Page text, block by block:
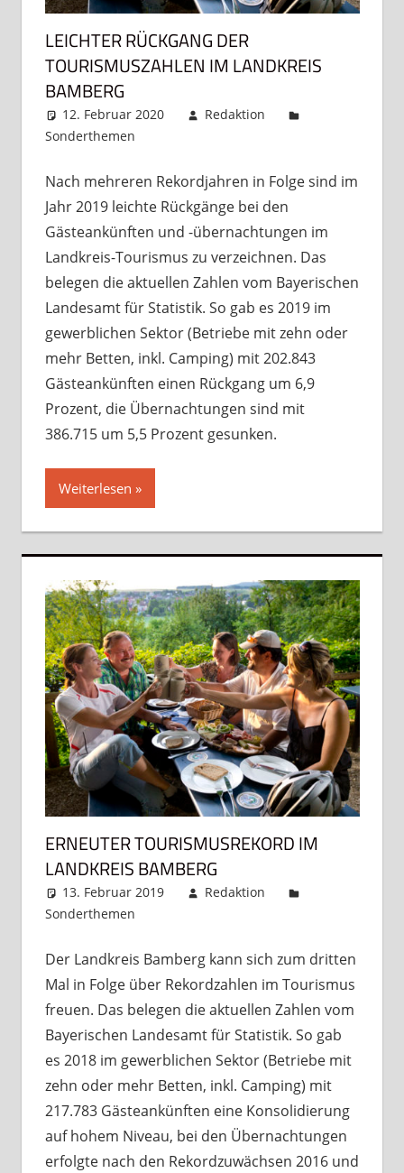
LEICHTER RÜCKGANG DER
TOURISMUSZAHLEN IM LANDKREIS
BAMBERG
12. Februar 2020
Redaktion
Sonderthemen
Nach mehreren Rekordjahren in Folge sind im
Jahr 2019 leichte Rückgänge bei den
Gästeankünften und -übernachtungen im
Landkreis-Tourismus zu verzeichnen. Das
belegen die aktuellen Zahlen vom Bayerischen
Landesamt für Statistik. So gab es 2019 im
gewerblichen Sektor (Betriebe mit zehn oder
mehr Betten, inkl. Camping) mit 202.843
Gästeankünften einen Rückgang um 6,9
Prozent, die Übernachtungen sind mit
386.715 um 5,5 Prozent gesunken.
Weiterlesen
ERNEUTER TOURISMUSREKORD IM
LANDKREIS BAMBERG
13. Februar 2019
Redaktion
Sonderthemen
Der Landkreis Bamberg kann sich zum dritten
Mal in Folge über Rekordzahlen im Tourismus
freuen. Das belegen die aktuellen Zahlen vom
Bayerischen Landesamt für Statistik. So gab
es 2018 im gewerblichen Sektor (Betriebe mit
zehn oder mehr Betten, inkl. Camping) mit
217.783 Gästeankünften eine Konsolidierung
auf hohem Niveau, bei den Übernachtungen
erfolgte nach den Rekordzuwächsen 2016 und